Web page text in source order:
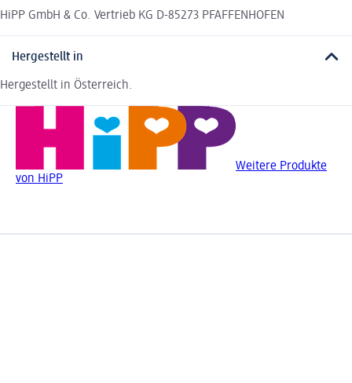
HiPP GmbH & Co. Vertrieb KG D-85273 PFAFFENHOFEN
Hergestellt in
Hergestellt in Österreich.
Weitere Produkte
von HiPP